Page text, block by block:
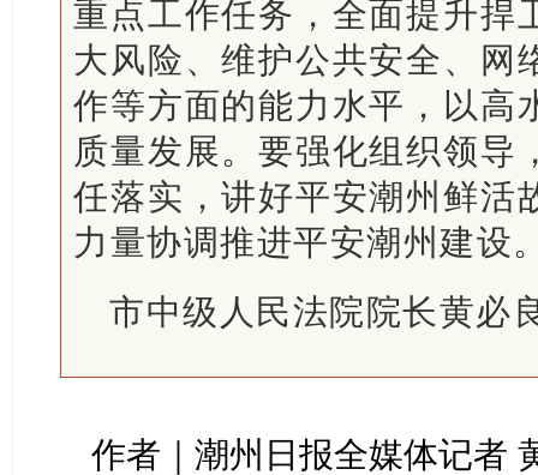
重点工作任务，全面提升捍
大风险、维护公共安全、网
作等方面的能力水平，以高
质量发展。要强化组织领导
任落实，讲好平安潮州鲜活
力量协调推进平安潮州建设
市中级人民法院院长黄必
作者｜潮州日报全媒体记者